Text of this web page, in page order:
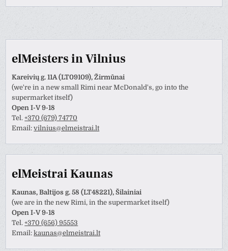
elMeisters in Vilnius
Kareivių g. 11A (LT09109), Žirmūnai
(we're in a new small Rimi near McDonald's, go into the
supermarket itself)
Open I-V 9-18
Tel.+370 (679) 74770
Email:vilnius@elmeistrai.lt
elMeistrai Kaunas
Kaunas, Baltijos g. 58 (LT48221), Šilainiai
(we are in the new Rimi, in the supermarket itself)
Open I-V 9-18
Tel.+370 (656) 95553
Email:kaunas@elmeistrai.lt